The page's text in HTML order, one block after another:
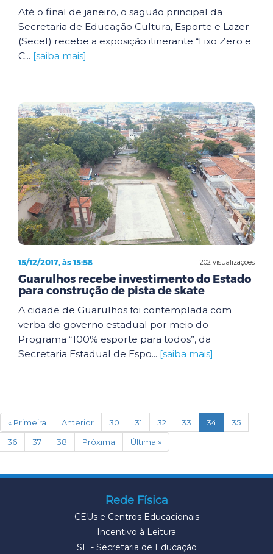
Até o final de janeiro, o saguão principal da
Secretaria de Educação Cultura, Esporte e Lazer
(Secel) recebe a exposição itinerante “Lixo Zero e
C... [saiba mais]
1202 visualizações
15/12/2017, às 15:58
Guarulhos recebe investimento do Estado
para construção de pista de skate
A cidade de Guarulhos foi contemplada com
verba do governo estadual por meio do
Programa “100% esporte para todos”, da
Secretaria Estadual de Espo... [saiba mais]
« Primeira Anterior 30 31 32 33 34(current)
35
36
37 38 Próxima Última »
Rede Física
CEUs e Centros Educacionais
Incentivo à Leitura
SE - Secretaria de Educação